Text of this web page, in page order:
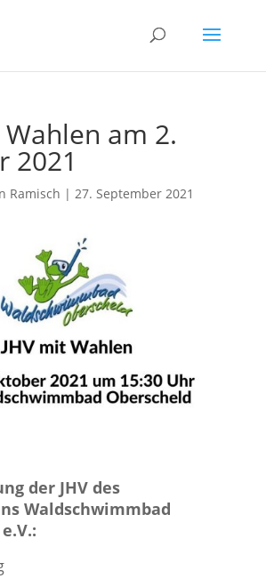
Wahlen am 2.
2021
Ramisch | 27. September 2021
der JHV des
Waldschwimmbad